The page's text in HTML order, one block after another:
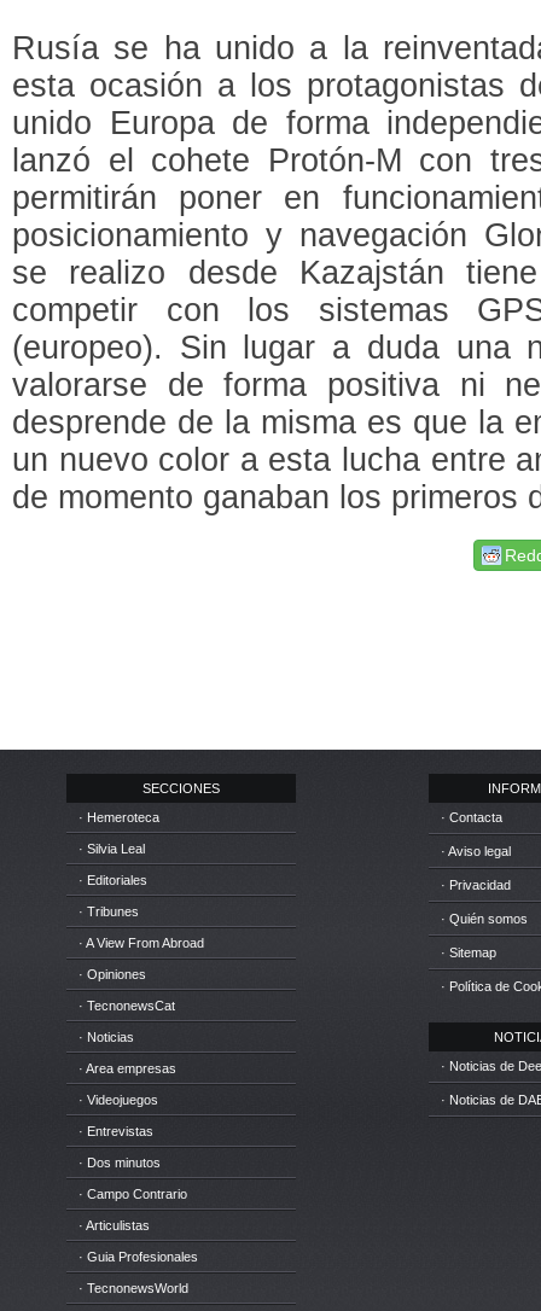
Rusía se ha unido a la
esta ocasión a los protagonistas
unido Europa de forma
lanzó el cohete Protón-M con
permitirán poner en
posicionamiento y navegación
se realizo desde Kazajstán
competir con los sistemas
(europeo). Sin lugar a duda una
valorarse de forma positiva ni
desprende de la misma es que la
un nuevo color a esta lucha entre
de momento ganaban los primeros
SECCIONES
· Hemeroteca
· Silvia Leal
· Editoriales
· Tribunes
· A View From Abroad
· Opiniones
· TecnonewsCat
· Noticias
· Area empresas
· Videojuegos
· Entrevistas
· Dos minutos
· Campo Contrario
· Articulistas
· Guia Profesionales
· TecnonewsWorld
· Contacta
· Aviso legal
· Privacidad
· Quién somos
· Sitemap
· Política de
· Noticias de
· Noticias de